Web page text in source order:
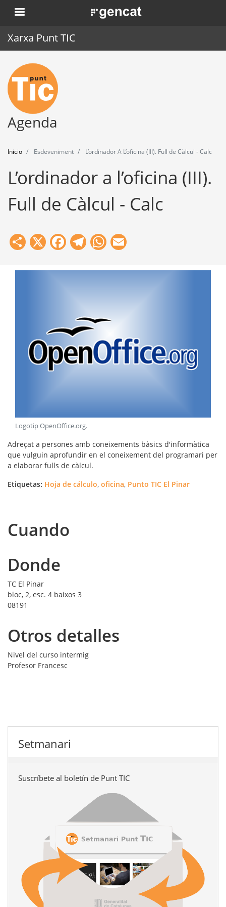
Pasar
al
. Obre en una nova finestra.
Xarxa Punt TIC
Inicio
Punt TIC
Actualidad
Herramientas
Agenda
Inicio Esdeveniment L’ordinador A L’oficina (III). Full de Càlcul - Calc
L’ordinador a l’oficina (III).
Full de Càlcul - Calc
Share
X Facebook
Telegram
WhatsApp
Logotip OpenOffice.org.
Adreçat a persones amb coneixements bàsics d'informàtica
que vulguin aprofundir en el coneixement del programari per
a elaborar fulls de càlcul.
Etiquetas: Hoja de cálculo, oficina, Punto TIC El Pinar
Cuando
Donde
TC El Pinar
bloc, 2, esc. 4 baixos 3
08191
Otros detalles
Nivel del curso intermig
Profesor Francesc
Setmanari
Suscríbete al boletín de Punt TIC